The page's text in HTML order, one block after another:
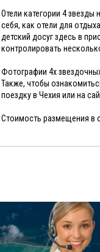
Отели категории 4
себя, как отели для
детский досуг здесь в
контролировать
Фотографии 4х
Также, чтобы
поездку в Чехия или на
Стоимость размещения в